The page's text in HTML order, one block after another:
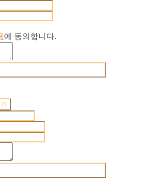
에 동의합니다.